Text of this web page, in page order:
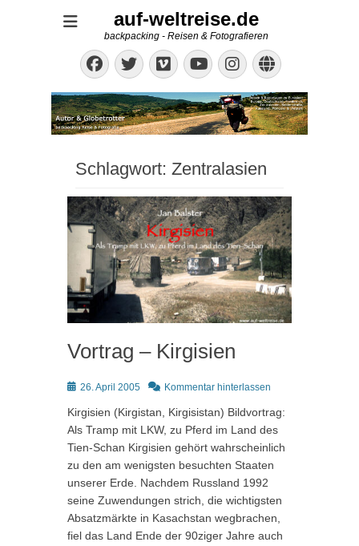
auf-weltreise.de
backpacking - Reisen & Fotografieren
Facebook
Twitter
Vimeo
YouTube
Instagram
Website
Schlagwort: Zentralasien
Vortrag – Kirgisien
Posted
26. April 2005 Kommentar hinterlassen
Kirgisien (Kirgistan, Kirgisistan) Bildvortrag:
Als Tramp mit LKW, zu Pferd im Land des
Tien-Schan Kirgisien gehört wahrscheinlich
zu den am wenigsten besuchten Staaten
unserer Erde. Nachdem Russland 1992
seine Zuwendungen strich, die wichtigsten
Absatzmärkte in Kasachstan wegbrachen,
fiel das Land Ende der 90ziger Jahre auch